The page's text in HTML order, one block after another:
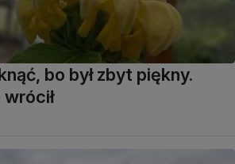
bo był zbyt piękny.
wrócił